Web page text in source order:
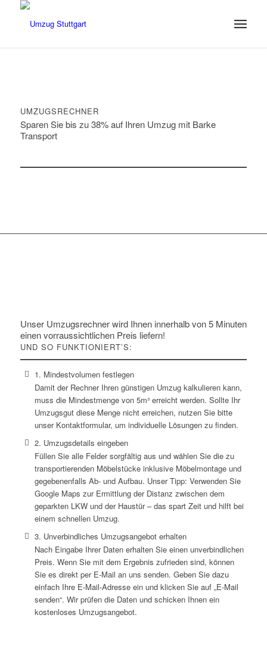
UMZUGSRECHNER
Sparen Sie bis zu 38% auf Ihren Umzug mit Barke
Transport
Unser Umzugsrechner wird Ihnen innerhalb von 5 Minuten
einen vorraussichtlichen Preis liefern!
UND SO FUNKTIONIERT’S:
1. Mindestvolumen festlegen
Damit der Rechner Ihren günstigen Umzug kalkulieren kann,
muss die Mindestmenge von 5m³ erreicht werden. Sollte Ihr
Umzugsgut diese Menge nicht erreichen, nutzen Sie bitte
unser Kontaktformular, um individuelle Lösungen zu finden.
2. Umzugsdetails eingeben
Füllen Sie alle Felder sorgfältig aus und wählen Sie die zu
transportierenden Möbelstücke inklusive Möbelmontage und
gegebenenfalls Ab- und Aufbau. Unser Tipp: Verwenden Sie
Google Maps zur Ermittlung der Distanz zwischen dem
geparkten LKW und der Haustür – das spart Zeit und hilft bei
einem schnellen Umzug.
3. Unverbindliches Umzugsangebot erhalten
Nach Eingabe Ihrer Daten erhalten Sie einen unverbindlichen
Preis. Wenn Sie mit dem Ergebnis zufrieden sind, können
Sie es direkt per E-Mail an uns senden. Geben Sie dazu
einfach Ihre E-Mail-Adresse ein und klicken Sie auf „E-Mail
senden“. Wir prüfen die Daten und schicken Ihnen ein
kostenloses Umzugsangebot.